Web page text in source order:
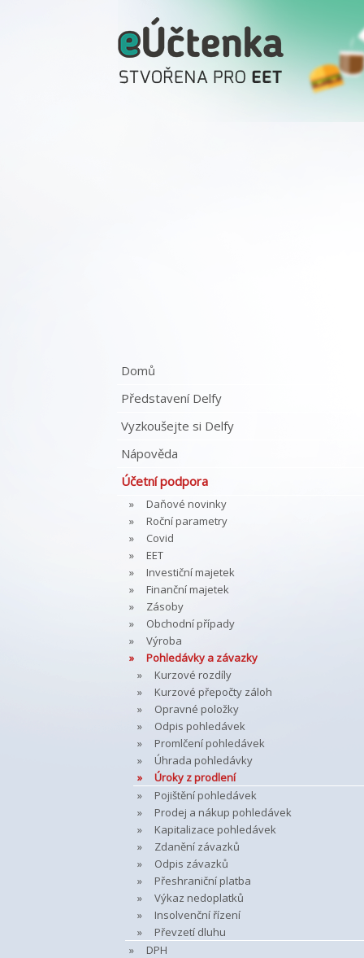
Domů
Představení Delfy
Vyzkoušejte si Delfy
Nápověda
Účetní podpora
Daňové novinky
Roční parametry
Covid
EET
Investiční majetek
Finanční majetek
Zásoby
Obchodní případy
Výroba
Pohledávky a závazky
Kurzové rozdíly
Kurzové přepočty záloh
Opravné položky
Odpis pohledávek
Promlčení pohledávek
Úhrada pohledávky
Úroky z prodlení
Pojištění pohledávek
Prodej a nákup pohledávek
Kapitalizace pohledávek
Zdanění závazků
Odpis závazků
Přeshraniční platba
Výkaz nedoplatků
Insolvenční řízení
Převzetí dluhu
DPH